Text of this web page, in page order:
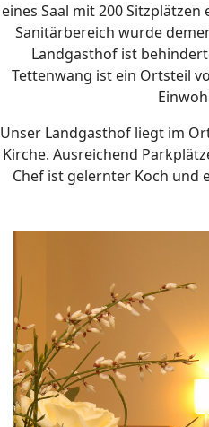
eines Saal mit 200
Sanitärbereich wurde
Landgasthof ist
Tettenwang ist ein Ortsteil
Unser Landgasthof liegt im
Kirche. Ausreichend
Chef ist gelernter Koch und